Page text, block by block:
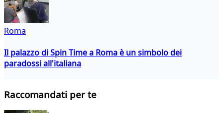
Roma
Il palazzo di Spin Time a Roma è un simbolo dei
paradossi all'italiana
Raccomandati per te